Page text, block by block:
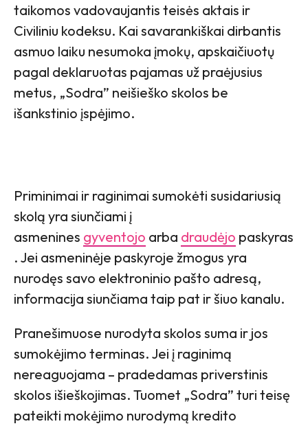
taikomos vadovaujantis teisės aktais ir
Civiliniu kodeksu. Kai savarankiškai dirbantis
asmuo laiku nesumoka įmokų, apskaičiuotų
pagal deklaruotas pajamas už praėjusius
metus, „Sodra” neišieško skolos be
išankstinio įspėjimo.
Priminimai ir raginimai sumokėti susidariusią
skolą yra siunčiami į
asmenines gyventojo arba draudėjo paskyras
. Jei asmeninėje paskyroje žmogus yra
nurodęs savo elektroninio pašto adresą,
informacija siunčiama taip pat ir šiuo kanalu.
Pranešimuose nurodyta skolos suma ir jos
sumokėjimo terminas. Jei į raginimą
nereaguojama – pradedamas priverstinis
skolos išieškojimas. Tuomet „Sodra” turi teisę
pateikti mokėjimo nurodymą kredito